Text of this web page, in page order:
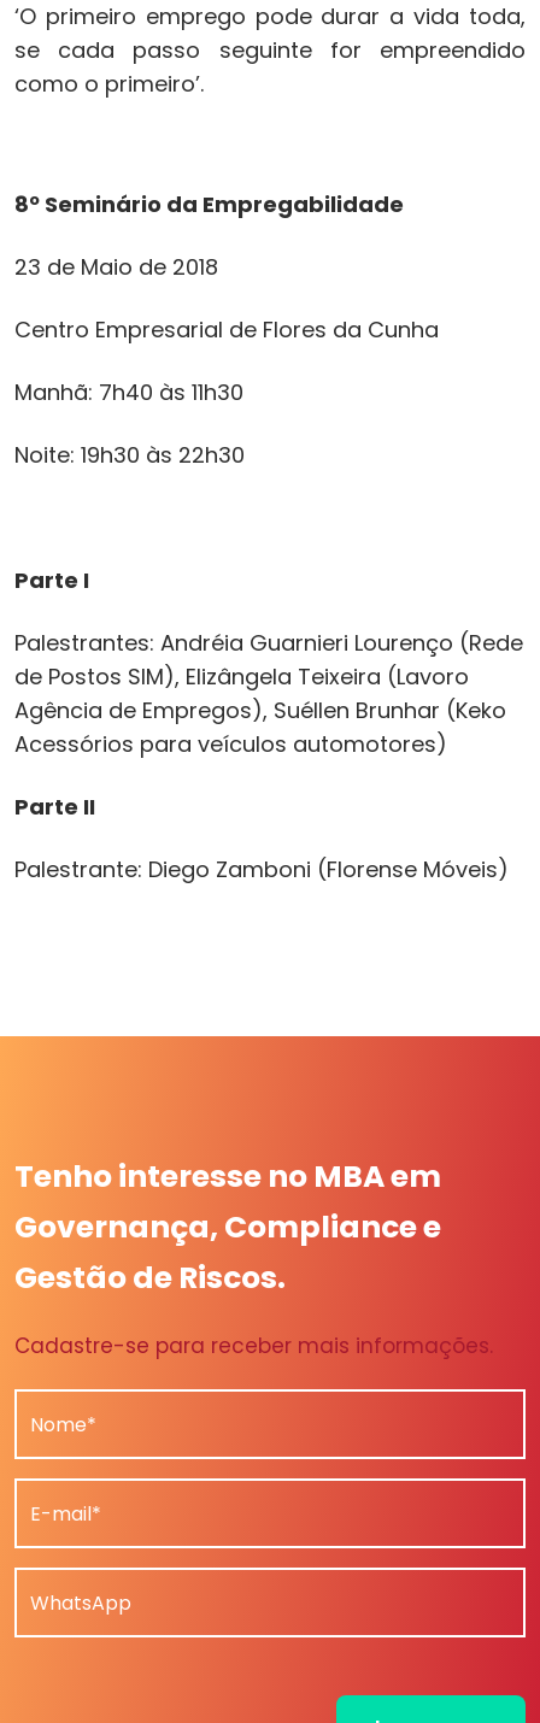
‘O primeiro emprego pode durar a vida toda,
se cada passo seguinte for empreendido
como o primeiro’.
8º Seminário da Empregabilidade
23 de Maio de 2018
Centro Empresarial de Flores da Cunha
Manhã: 7h40 às 11h30
Noite: 19h30 às 22h30
Parte I
Palestrantes: Andréia Guarnieri Lourenço (Rede
de Postos SIM), Elizângela Teixeira (Lavoro
Agência de Empregos), Suéllen Brunhar (Keko
Acessórios para veículos automotores)
Parte II
Palestrante: Diego Zamboni (Florense Móveis)
Tenho interesse no MBA em
Governança, Compliance e
Gestão de Riscos.
Cadastre-se para receber mais informações.
Nome*
E-mail*
WhatsApp